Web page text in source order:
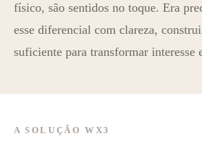
físico, são sentidos no toque. Era
esse diferencial com clareza,
suficiente para transformar interesse
A SOLUÇÃO WX3